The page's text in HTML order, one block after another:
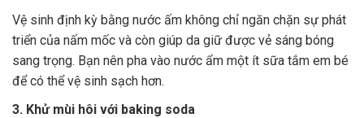
Vệ sinh định kỳ bằng nước ấm không chỉ ngăn chặn sự phát
triển của nấm mốc và còn giúp da giữ được vẻ sáng bóng
sang trọng. Bạn nên pha vào nước ẩm một ít sữa tắm em bé
để có thể vệ sinh sạch hơn.
3. Khử mùi hôi với baking soda